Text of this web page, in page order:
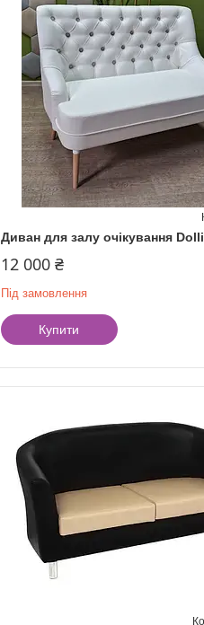
Диван для залу очікування Dolli
12 000 ₴
Під замовлення
Купити